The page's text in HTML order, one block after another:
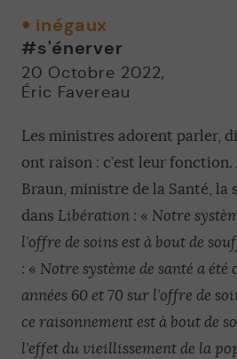
fenêtre
inégaux
#s'énerver
20 Octobre 2022,
Éric Favereau
Les ministres adorent parler,
ont raison : c’est leur
Braun, ministre de la Santé, la
dans Libération : « Notre
l’offre de soins est à bout de
: « Notre système de santé a
années 60 et 70 sur l’offre de
ce raisonnement est à bout de
l’effet du vieillissement de la